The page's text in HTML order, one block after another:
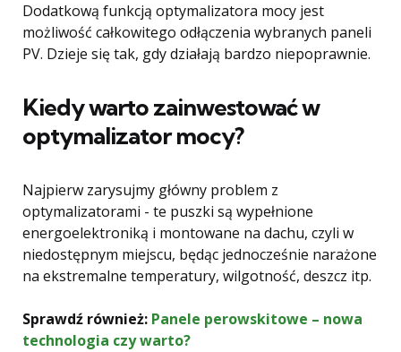
Dodatkową funkcją optymalizatora mocy jest
możliwość całkowitego odłączenia wybranych paneli
PV. Dzieje się tak, gdy działają bardzo niepoprawnie.
Kiedy warto zainwestować w
optymalizator mocy?
Najpierw zarysujmy główny problem z
optymalizatorami - te puszki są wypełnione
energoelektroniką i montowane na dachu, czyli w
niedostępnym miejscu, będąc jednocześnie narażone
na ekstremalne temperatury, wilgotność, deszcz itp.
Sprawdź również: Panele perowskitowe – nowa
technologia czy warto?